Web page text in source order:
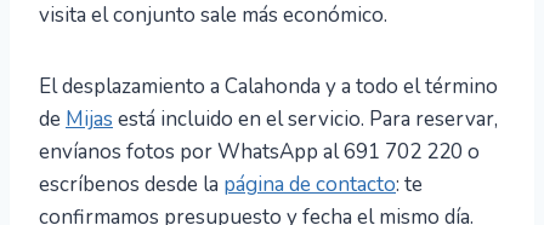
visita el conjunto sale más económico.
El desplazamiento a Calahonda y a todo el término
de Mijas está incluido en el servicio. Para reservar,
envíanos fotos por WhatsApp al 691 702 220 o
escríbenos desde la página de contacto: te
confirmamos presupuesto y fecha el mismo día.